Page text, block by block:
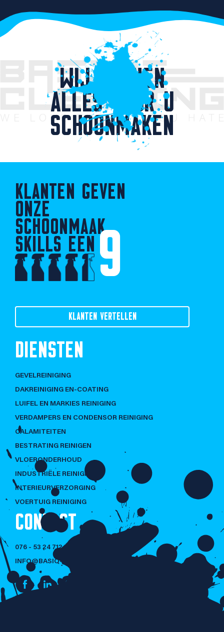
WIJ KUNNEN
ALLES VOOR U
SCHOONMAKEN
KLANTEN GEVEN
ONZE
SCHOONMAAK
SKILLS EEN 9
KLANTEN VERTELLEN
DIENSTEN
GEVELREINIGING
DAKREINIGING EN-COATING
LUIFEL EN MARKIES REINIGING
VERDAMPERS EN CONDENSOR REINIGING
CALAMITEITEN
BESTRATING REINIGEN
VLOERONDERHOUD
INDUSTRIËLE REINIGING
INTERIEURVERZORGING
VOERTUIG REINIGING
CONTACT
076 - 53 24 712
INFO@BASIQ-CLEANING.NL